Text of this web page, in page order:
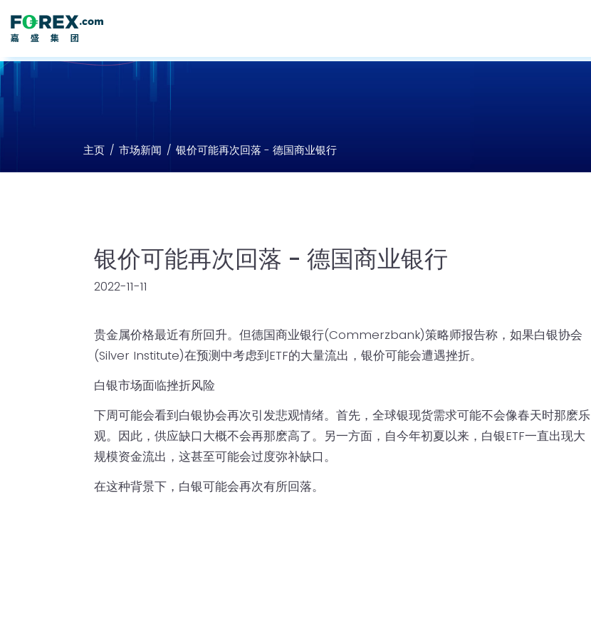
主页 市场新闻 银价可能再次回落 - 德国商业银行
银价可能再次回落 - 德国商业银行
2022-11-11
贵金属价格最近有所回升。但德国商业银行(Commerzbank)策略师报告称，如果白银协会
(Silver Institute)在预测中考虑到ETF的大量流出，银价可能会遭遇挫折。
白银市场面临挫折风险
下周可能会看到白银协会再次引发悲观情绪。首先，全球银现货需求可能不会像春天时那麽乐
观。因此，供应缺口大概不会再那麽高了。另一方面，自今年初夏以来，白银ETF一直出现大
规模资金流出，这甚至可能会过度弥补缺口。
在这种背景下，白银可能会再次有所回落。